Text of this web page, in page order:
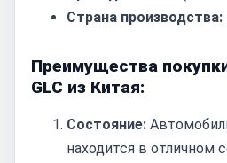
Страна производства:
Преимущества
GLC из Китая:
Состояние:
находится в отличном